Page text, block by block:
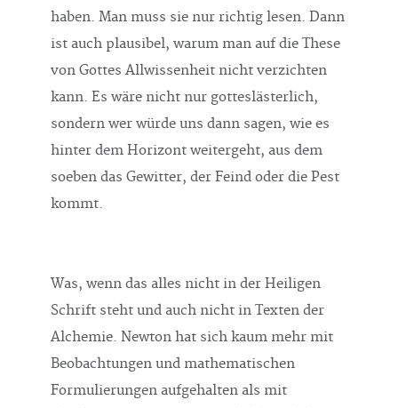
haben. Man muss sie nur richtig lesen. Dann
ist auch plausibel, warum man auf die These
von Gottes Allwissenheit nicht verzichten
kann. Es wäre nicht nur gotteslästerlich,
sondern wer würde uns dann sagen, wie es
hinter dem Horizont weitergeht, aus dem
soeben das Gewitter, der Feind oder die Pest
kommt.
Was, wenn das alles nicht in der Heiligen
Schrift steht und auch nicht in Texten der
Alchemie. Newton hat sich kaum mehr mit
Beobachtungen und mathematischen
Formulierungen aufgehalten als mit